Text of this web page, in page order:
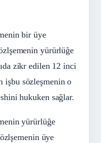
bir üye
yürürlüğe
zikr edilen 12 inci
işbu sözleşmenin o
hukuken sağlar.
yürürlüğe
üye